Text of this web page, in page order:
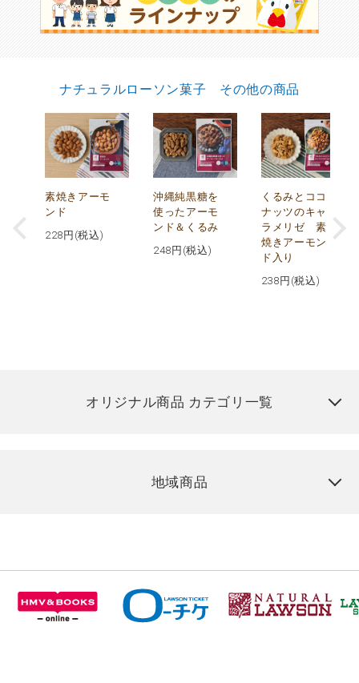
ナチュラルローソン菓子 その他の商品
素焼きアーモ
ンド
228 円(税込)
沖縄純黒糖を
使ったアーモ
ンド＆くるみ
248 円(税込)
くるみとココ
ナッツのキャ
ラメリゼ 素
焼きアーモン
ド入り
238 円(税込)
オリジナル商品 カテゴリ一覧
地域商品